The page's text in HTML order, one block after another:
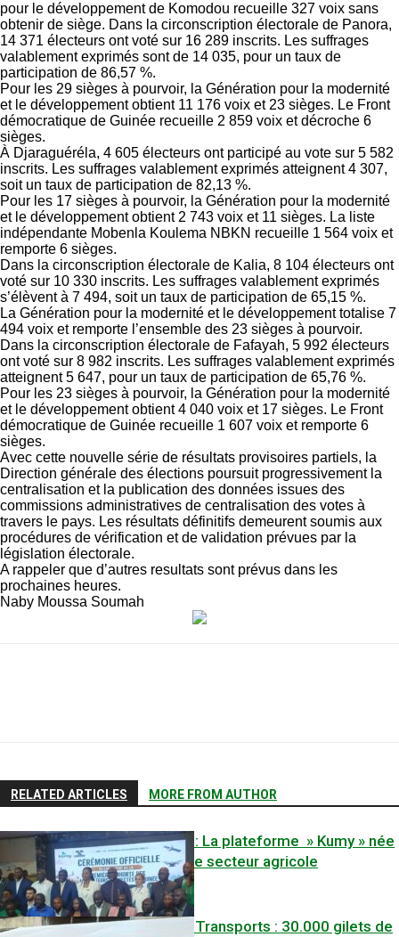
pour le développement de Komodou recueille 327 voix sans
obtenir de siège. Dans la circonscription électorale de Panora,
14 371 électeurs ont voté sur 16 289 inscrits. Les suffrages
valablement exprimés sont de 14 035, pour un taux de
participation de 86,57 %.
Pour les 29 sièges à pourvoir, la Génération pour la modernité
et le développement obtient 11 176 voix et 23 sièges. Le Front
démocratique de Guinée recueille 2 859 voix et décroche 6
sièges.
À Djaraguéréla, 4 605 électeurs ont participé au vote sur 5 582
inscrits. Les suffrages valablement exprimés atteignent 4 307,
soit un taux de participation de 82,13 %.
Pour les 17 sièges à pourvoir, la Génération pour la modernité
et le développement obtient 2 743 voix et 11 sièges. La liste
indépendante Mobenla Koulema NBKN recueille 1 564 voix et
remporte 6 sièges.
Dans la circonscription électorale de Kalia, 8 104 électeurs ont
voté sur 10 330 inscrits. Les suffrages valablement exprimés
s’élèvent à 7 494, soit un taux de participation de 65,15 %.
La Génération pour la modernité et le développement totalise 7
494 voix et remporte l’ensemble des 23 sièges à pourvoir.
Dans la circonscription électorale de Fafayah, 5 992 électeurs
ont voté sur 8 982 inscrits. Les suffrages valablement exprimés
atteignent 5 647, pour un taux de participation de 65,76 %.
Pour les 23 sièges à pourvoir, la Génération pour la modernité
et le développement obtient 4 040 voix et 17 sièges. Le Front
démocratique de Guinée recueille 1 607 voix et remporte 6
sièges.
Avec cette nouvelle série de résultats provisoires partiels, la
Direction générale des élections poursuit progressivement la
centralisation et la publication des données issues des
commissions administratives de centralisation des votes à
travers le pays. Les résultats définitifs demeurent soumis aux
procédures de vérification et de validation prévues par la
législation électorale.
A rappeler que d’autres resultats sont prévus dans les
prochaines heures.
Naby Moussa Soumah
RELATED ARTICLES MORE FROM AUTHOR
Technologies : La plateforme » Kumy » née
pour booster le secteur agricole
Ministère des Transports : 30.000 gilets de